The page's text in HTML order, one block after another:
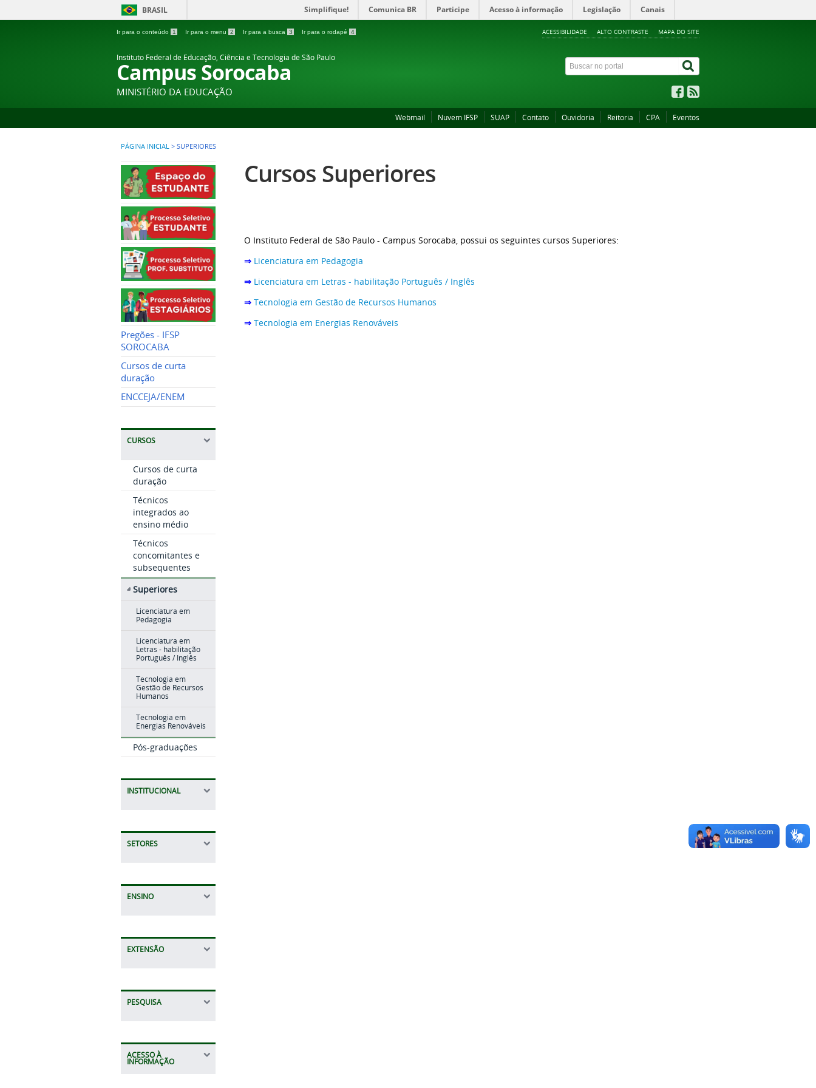
BRASIL Simplifique! Comunica BR Participe Acesso à informação Legislação Canais
Ir para o conteúdo 1 Ir para o menu 2 Ir para a busca 3 Ir para o rodapé 4 ACESSIBILIDADE ALTO CONTRASTE MAPA DO SITE
Instituto Federal de Educação, Ciência e Tecnologia de São Paulo
Campus Sorocaba
MINISTÉRIO DA EDUCAÇÃO
Webmail Nuvem IFSP SUAP Contato Ouvidoria Reitoria CPA Eventos
PÁGINA INICIAL > SUPERIORES
Pregões - IFSP
SOROCABA
Cursos de curta
duração
ENCCEJA/ENEM
CURSOS
Cursos de curta
duração
Técnicos
integrados ao
ensino médio
Técnicos
concomitantes e
subsequentes
Superiores
Licenciatura em
Pedagogia
Licenciatura em
Letras - habilitação
Português / Inglês
Tecnologia em
Gestão de Recursos
Humanos
Tecnologia em
Energias Renováveis
Pós-graduações
INSTITUCIONAL
SETORES
ENSINO
EXTENSÃO
PESQUISA
ACESSO À
INFORMAÇÃO
Cursos Superiores
O Instituto Federal de São Paulo - Campus Sorocaba, possui os seguintes cursos Superiores:
⇒ Licenciatura em Pedagogia
⇒ Licenciatura em Letras - habilitação Português / Inglês
⇒ Tecnologia em Gestão de Recursos Humanos
⇒ Tecnologia em Energias Renováveis